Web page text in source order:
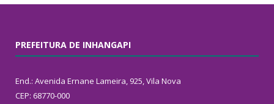
PREFEITURA DE INHANGAPI
End.: Avenida Ernane Lameira, 925, Vila Nova
CEP: 68770-000